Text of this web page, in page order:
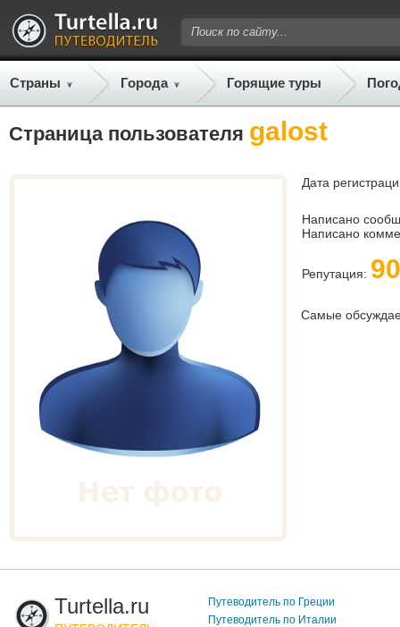
Страны Города Горящие туры
Страница пользователя galost
Дата
Написано
Написано
Репутация: 90
Самые
Turtella.ru
Путеводитель по Греции
Путеводитель по Италии